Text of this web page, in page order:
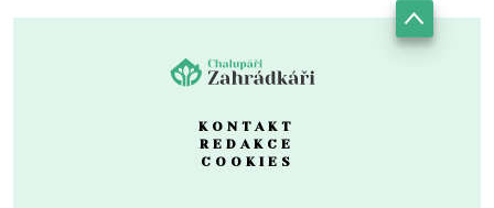
KONTAKT
REDAKCE
COOKIES